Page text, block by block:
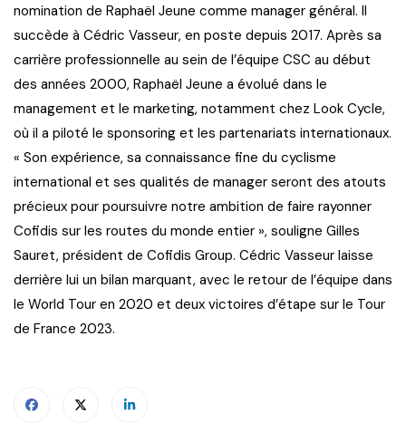
nomination de Raphaël Jeune comme manager général. Il
succède à Cédric Vasseur, en poste depuis 2017. Après sa
carrière professionnelle au sein de l’équipe CSC au début
des années 2000, Raphaël Jeune a évolué dans le
management et le marketing, notamment chez Look Cycle,
où il a piloté le sponsoring et les partenariats internationaux.
« Son expérience, sa connaissance fine du cyclisme
international et ses qualités de manager seront des atouts
précieux pour poursuivre notre ambition de faire rayonner
Cofidis sur les routes du monde entier », souligne Gilles
Sauret, président de Cofidis Group. Cédric Vasseur laisse
derrière lui un bilan marquant, avec le retour de l’équipe dans
le World Tour en 2020 et deux victoires d’étape sur le Tour
de France 2023.